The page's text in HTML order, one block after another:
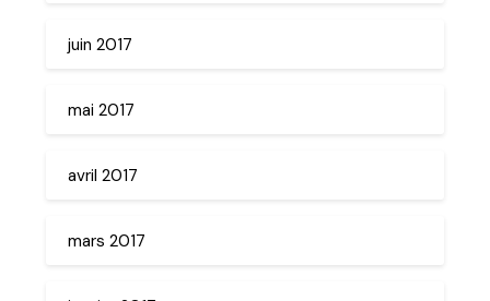
juin 2017
mai 2017
avril 2017
mars 2017